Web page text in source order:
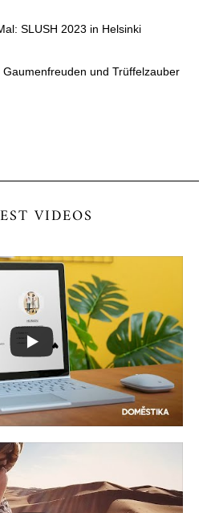
SLUSH 2023 in Helsinki
Gaumenfreuden und Trüffelzauber
VIDEOS